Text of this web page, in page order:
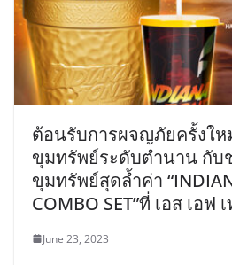
ต้อนรับการผจญภัยครั้งใ
ขุมทรัพย์ระดับตำนาน กับ
ขุมทรัพย์สุดล้ำค่า
COMBO SET”ที่ เอส เอฟ
June 23, 2023